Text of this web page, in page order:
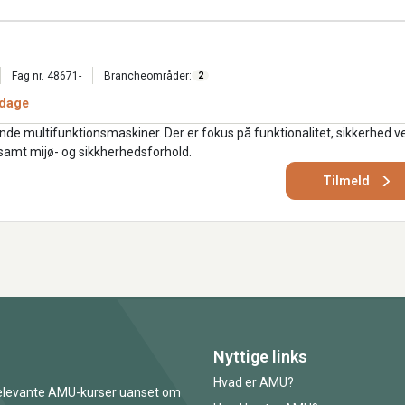
Fag nr. 48671- Brancheområder: 2
multifunktionsmaskiner. Der er fokus på funktionalitet, sikkerhed
mijø- og sikkherhedsforhold.
Tilmeld
AMU-kurser uanset om
Nyttige links
Hvad er AMU?